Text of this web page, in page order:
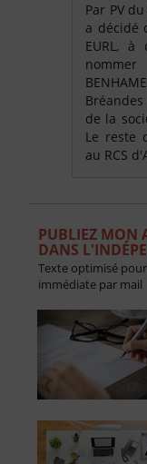
Par PV
a décidé
EURL, à
de la
Le reste
au RCS
PUBLIEZ MON
DANS
Texte optimisé
immédiate par mail